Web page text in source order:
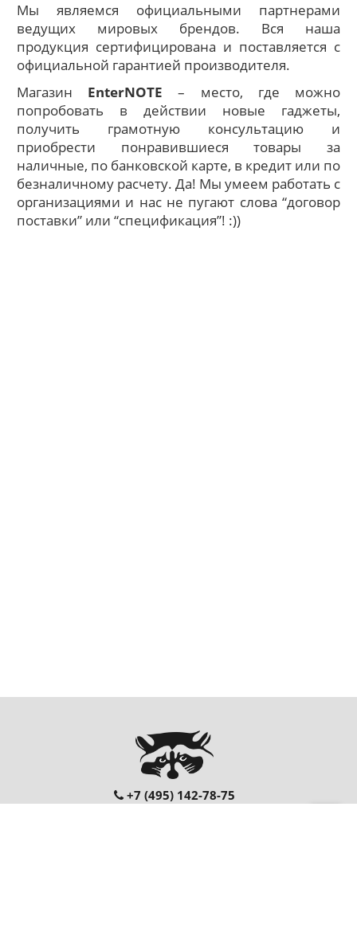
Мы являемся официальными партнерами
ведущих мировых брендов. Вся наша
продукция сертифицирована и поставляется с
официальной гарантией производителя.
Магазин EnterNOTE – место, где можно
попробовать в действии новые гаджеты,
получить грамотную консультацию и
приобрести понравившиеся товары за
наличные, по банковской карте, в кредит или по
безналичному расчету. Да! Мы умеем работать с
организациями и нас не пугают слова “договор
поставки” или “спецификация”! :))
+7 (495) 142-78-75